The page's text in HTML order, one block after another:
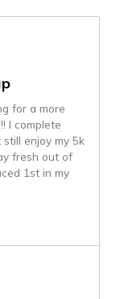
for a more
I complete
enjoy my 5k
fresh out of
1st in my